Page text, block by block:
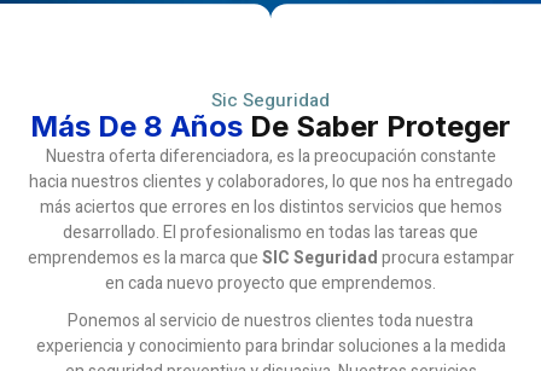
Sic Seguridad
Más De 8 Años De Saber Proteger
Nuestra oferta diferenciadora, es la preocupación constante
hacia nuestros clientes y colaboradores, lo que nos ha entregado
más aciertos que errores en los distintos servicios que hemos
desarrollado. El profesionalismo en todas las tareas que
emprendemos es la marca queSIC Seguridadprocura estampar
en cada nuevo proyecto que emprendemos.
Ponemos al servicio de nuestros clientes toda nuestra
experiencia y conocimiento para brindar soluciones a la medida